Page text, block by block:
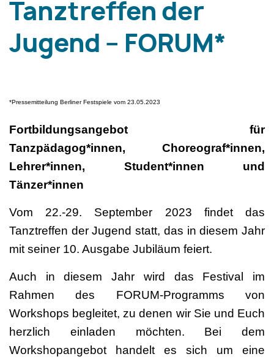
Tanztreffen der
Jugend – FORUM*
*Pressemitteilung Berliner Festspiele vom 23.05.2023
Fortbildungsangebot für
Tanzpädagog*innen, Choreograf*innen,
Lehrer*innen, Student*innen und
Tänzer*innen
Vom 22.-29. September 2023 findet das
Tanztreffen der Jugend statt, das in diesem Jahr
mit seiner 10. Ausgabe Jubiläum feiert.
Auch in diesem Jahr wird das Festival im
Rahmen des FORUM-Programms von
Workshops begleitet, zu denen wir Sie und Euch
herzlich einladen möchten. Bei dem
Workshopangebot handelt es sich um eine